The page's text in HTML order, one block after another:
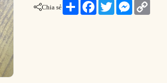
Chia sẻ
Share FacebookTwitter Messenger